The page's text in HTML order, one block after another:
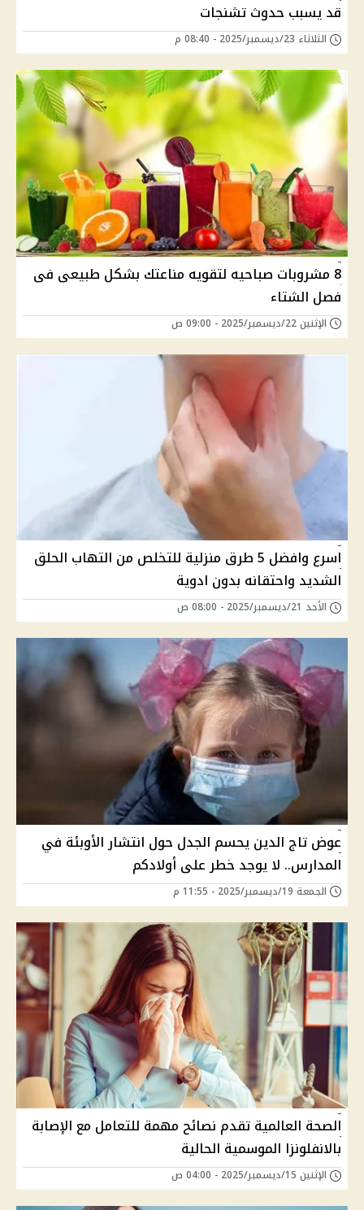
قد يسبب حدوث تشنجات
الثلاثاء 23/ديسمبر/2025 - 08:40 م
8 مشروبات صباحيه لتقويه مناعتك بشكل طبيعى فى
فصل الشتاء
الإثنين 22/ديسمبر/2025 - 09:00 ص
اسرع وافضل 5 طرق منزلية للتخلص من التهاب الحلق
الشديد واحتقانه بدون ادوية
الأحد 21/ديسمبر/2025 - 08:00 ص
عوض تاج الدين يحسم الجدل حول انتشار الأوبئة في
المدارس.. لا يوجد خطر على أولادكم
الجمعة 19/ديسمبر/2025 - 11:55 م
الصحة العالمية تقدم نصائح مهمة للتعامل مع الإصابة
بالانفلونزا الموسمية الحالية
الإثنين 15/ديسمبر/2025 - 04:00 ص